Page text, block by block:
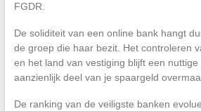
FGDR.
De soliditeit van een online bank hangt
de groep die haar bezit. Het controleren
en het land van vestiging blijft een
aanzienlijk deel van je spaargeld
De ranking van de veiligste banken